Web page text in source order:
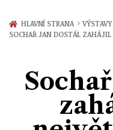
Zprávy
Prostějov
Politika
Ekonomika
Kultura
Společnost
Ženy
Sport
HLAVNÍ STRANA › VÝSTAVY
SOCHAŘ JAN DOSTÁL